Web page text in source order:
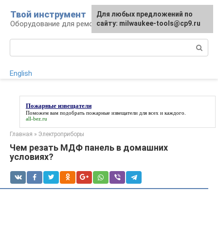
контенту
Твой инструмент
Оборудование для ремонтных работ
English
Пожарные извещатели
Поможем вам подобрать пожарные извещатели для всех и каждого.
all-bez.ru
Главная » Электроприборы
Чем резать МДФ панель в домашних
условиях?
Для любых предложений по
сайту: milwaukee-tools@cp9.ru